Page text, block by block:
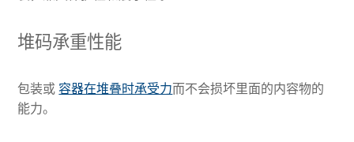
堆码承重性能
包装或 容器在堆叠时承受力而不会损坏里面的内容物的
能力。